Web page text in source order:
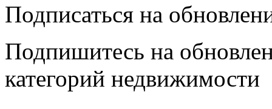
Подписаться на
Подпишитесь на
категорий недвижимости